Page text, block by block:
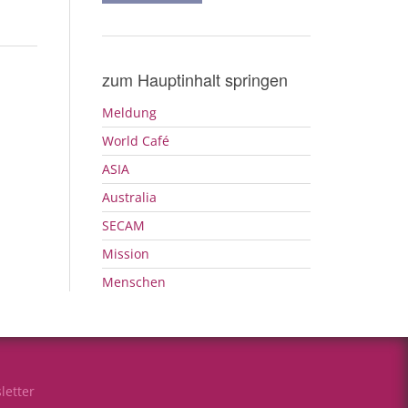
zum Hauptinhalt springen
Meldung
World Café
ASIA
Australia
SECAM
Mission
Menschen